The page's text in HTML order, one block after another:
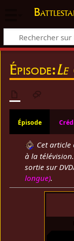
Épisode:
Épisode
Cet article
à la
sortie sur
longue).